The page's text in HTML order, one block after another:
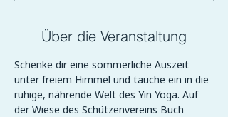
Über die Veranstaltung
Schenke dir eine sommerliche Auszeit
unter freiem Himmel und tauche ein in die
ruhige, nährende Welt des Yin Yoga. Auf
der Wiese des Schützenvereins Buch